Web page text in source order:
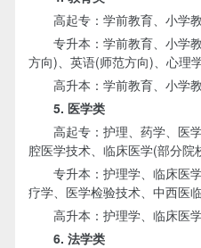
高起专：学前教育、小学教
专升本：学前教育、小学教
方向)、英语(师范方向)、心理
高升本：学前教育、小学教
5. 医学类
高起专：护理、药学、医学
腔医学技术、临床医学(部分院
专升本：护理学、临床医学
疗学、医学检验技术、中西医
高升本：护理学、临床医学
6. 法学类